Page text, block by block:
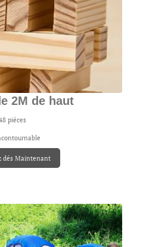
2M de haut
piéces
dés Maintenant